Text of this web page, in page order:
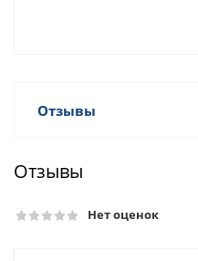
Отзывы
Отзывы
Нет оценок